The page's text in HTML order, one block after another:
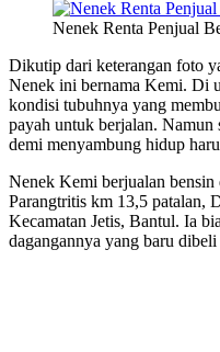
Nenek Renta Penjual
Dikutip dari keterangan foto
Nenek ini bernama Kemi. Di
kondisi tubuhnya yang
payah untuk berjalan. Namun
demi menyambung hidup
Nenek Kemi berjualan bensin
Parangtritis km 13,5 patalan,
Kecamatan Jetis, Bantul. Ia
dagangannya yang baru